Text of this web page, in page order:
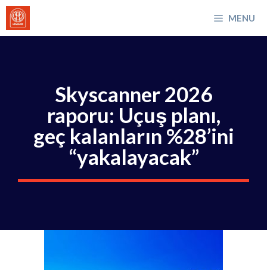
İçeriğe
atla
MENU
Skyscanner 2026
raporu: Uçuş planı,
geç kalanların %28’ini
“yakalayacak”